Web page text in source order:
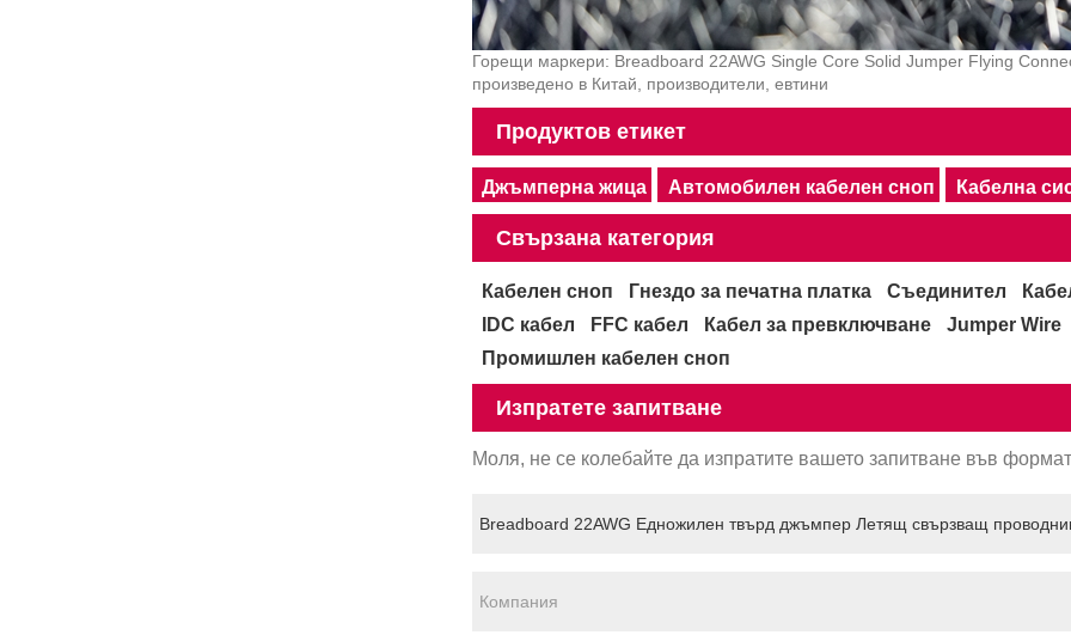
Горещи маркери: Breadboard 22AWG Single Core Solid Jumper Flying
произведено в Китай, производители, евтини
Продуктов етикет
Джъмперна жица Автомобилен кабелен сноп Кабелна
Свързана категория
Кабелен сноп Гнездо за печатна платка Съединител
IDC кабел
FFC кабел Кабел за превключване Jumper Wire
Промишлен кабелен сноп
Изпратете запитване
Моля, не се колебайте да изпратите вашето запитване във